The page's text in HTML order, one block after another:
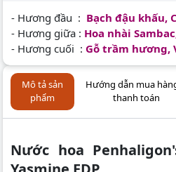
Mô tả sản
phẩm
Hướng dẫn mua
thanh toán
Nước hoa
- Hương đầu : Bạch đậu khấu,
- Hương giữa : Hoa nhài
- Hương cuối : Gỗ trầm hương,